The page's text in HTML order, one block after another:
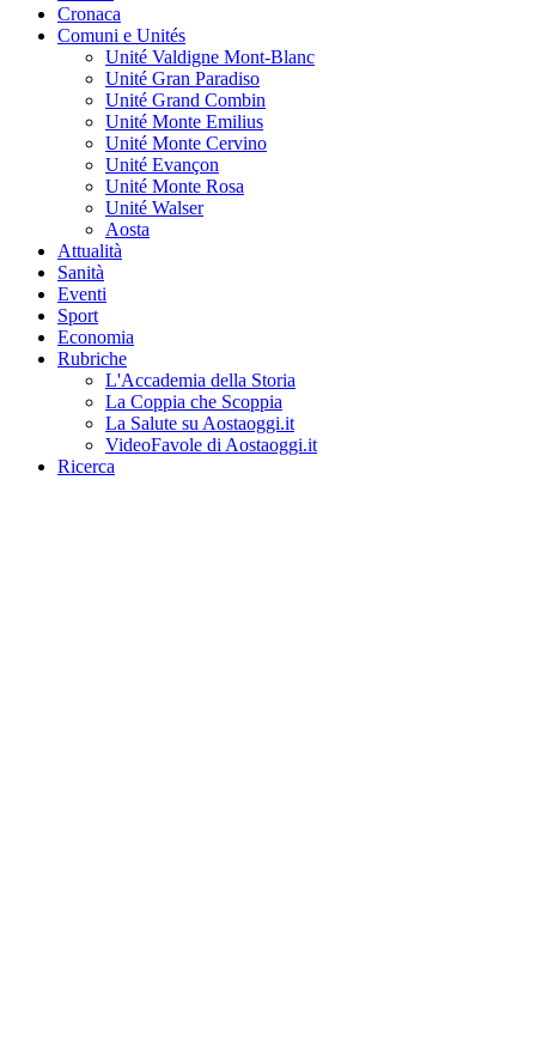
Cronaca
Comuni e Unités
Unité Valdigne Mont-Blanc
Unité Gran Paradiso
Unité Grand Combin
Unité Monte Emilius
Unité Monte Cervino
Unité Evançon
Unité Monte Rosa
Unité Walser
Aosta
Attualità
Sanità
Eventi
Sport
Economia
Rubriche
L'Accademia della Storia
La Coppia che Scoppia
La Salute su Aostaoggi.it
VideoFavole di Aostaoggi.it
Ricerca